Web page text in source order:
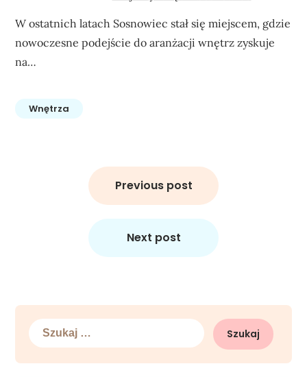
W ostatnich latach Sosnowiec stał się miejscem, gdzie
nowoczesne podejście do aranżacji wnętrz zyskuje
na…
Wnętrza
Previous post
Next post
Szukaj: